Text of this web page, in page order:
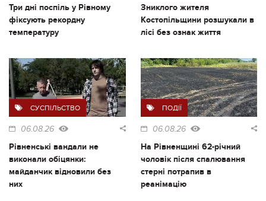
Три дні поспіль у Рівному
фіксують рекордну
температуру
Зниклого жителя
Костопільщини розшукали в
лісі без ознак життя
СУСПІЛЬСТВО
06.08.26
Рівненські вандали не
виконали обіцянки:
майданчик відновили без
них
ПОДІЇ
06.08.26
На Рівненщині 62-річний
чоловік після спалювання
стерні потрапив в
реанімацію